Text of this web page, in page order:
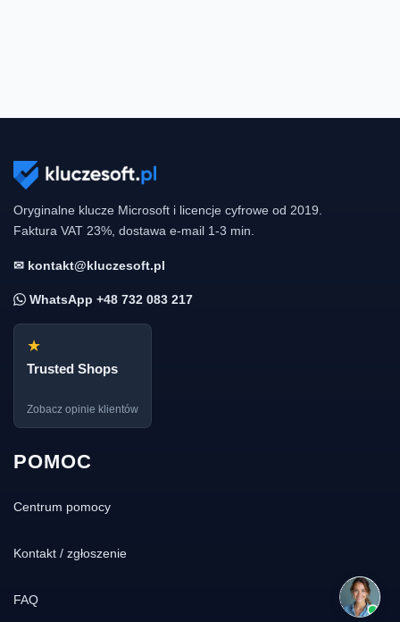
Oryginalne klucze Microsoft i licencje cyfrowe od 2019.
Faktura VAT 23%, dostawa e-mail 1-3 min.
✉ kontakt@kluczesoft.pl
WhatsApp +48 732 083 217
★
Trusted Shops
Zobacz opinie klientów
POMOC
Centrum pomocy
Kontakt / zgłoszenie
FAQ